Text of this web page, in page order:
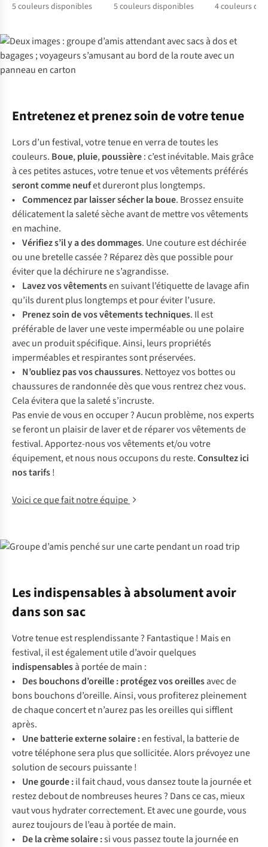
5couleurs disponibles 5couleurs disponibles 4couleurs
Entretenez et prenez soin de votre tenue
Lors d’un festival, votre tenue en verra de toutes les
couleurs. Boue,pluie,poussière: c’est inévitable. Mais grâce
à ces petites astuces, votre tenue et vos vêtements préférés
seront comme neufet dureront plus longtemps.
• Commencez par laisser sécher la boue. Brossez ensuite
délicatement la saleté sèche avant de mettre vos vêtements
en machine.
• Vérifiez s’il y a des dommages. Une couture est déchirée
ou une bretelle cassée ? Réparez dès que possible pour
éviter que la déchirure ne s’agrandisse.
• Lavez vos vêtementsen suivant l’étiquette de lavage afin
qu’ils durent plus longtemps et pour éviter l’usure.
• Prenez soin de vos vêtements techniques. Il est
préférable de laver une veste imperméable ou une polaire
avec un produit spécifique. Ainsi, leurs propriétés
imperméables et respirantes sont préservées.
• N’oubliez pas vos chaussures. Nettoyez vos bottes ou
chaussures de randonnée dès que vous rentrez chez vous.
Cela évitera que la saleté s’incruste.
Pas envie de vous en occuper ? Aucun problème, nos experts
se feront un plaisir de laver et de réparer vos vêtements de
festival. Apportez-nous vos vêtements et/ou votre
équipement, et nous nous occupons du reste.Consultez ici
nos tarifs!
Voici ce que fait notre équipe
Les indispensables à absolument avoir
dans son sac
Votre tenue est resplendissante ? Fantastique ! Mais en
festival, il est également utile d’avoir quelques
indispensablesà portée de main :
• Desbouchons d’oreille:protégez vos oreillesavec de
bons bouchons d’oreille. Ainsi, vous profiterez pleinement
de chaque concert et n’aurez pas les oreilles qui sifflent
après.
• Unebatterie externe solaire:en festival, la batterie de
votre téléphone sera plus que sollicitée. Alors prévoyez une
solution de secours puissante !
• Unegourde:il fait chaud, vous dansez toute la journée et
restez debout de nombreuses heures ? Dans ce cas, mieux
vaut vous hydrater correctement. Et avec une gourde, vous
aurez toujours de l’eau à portée de main.
• De lacrème solaire:si vous passez toute la journée en